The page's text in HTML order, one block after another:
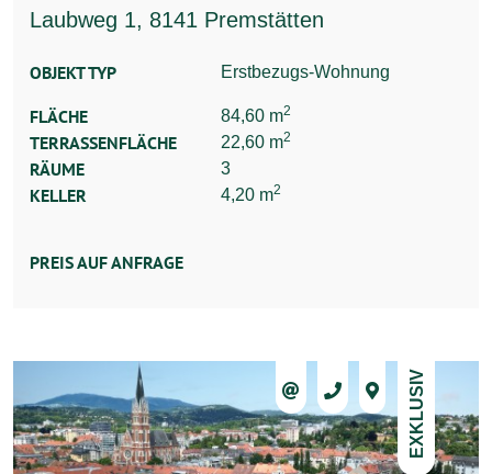
Laubweg 1, 8141 Premstätten
OBJEKT TYP Erstbezugs-Wohnung
FLÄCHE 84,60 m2
TERRASSENFLÄCHE 22,60 m2
RÄUME 3
KELLER 4,20 m2
PREIS AUF ANFRAGE
EXKLUSIV